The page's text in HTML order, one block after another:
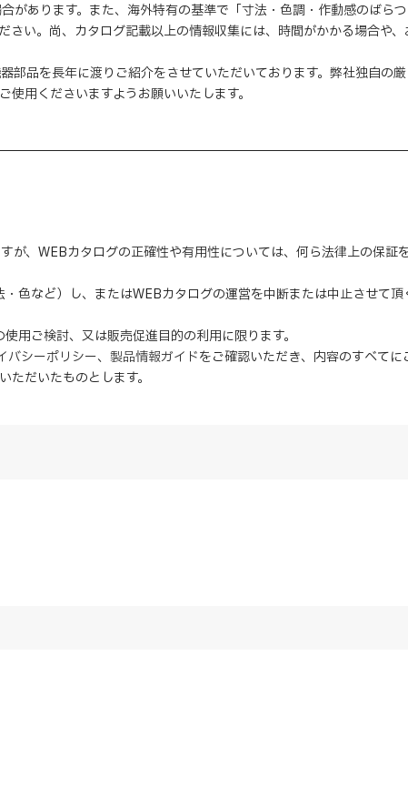
あります。また、海外特有の基準で「寸法・色調・作動感のばら
い。尚、カタログ記載以上の情報収集には、時間がかかる場合や
品を長年に渡りご紹介をさせていただいております。弊社独自の
用くださいますようお願いいたします。
、WEBカタログの正確性や有用性については、何ら法律上の保証
色など）し、またはWEBカタログの運営を中断または中止させて
用ご検討、又は販売促進目的の利用に限ります。
バシーポリシー、 製品情報ガイドをご確認いただき、内容のすべて
いただいたものとします。